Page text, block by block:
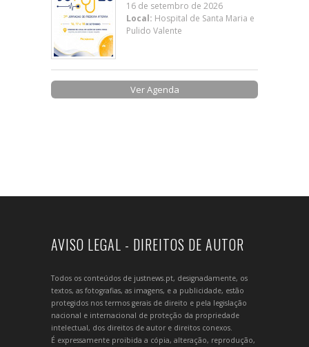
16 de setembro de 2026
Local: Hospital de Santa Maria e
Pulido Valente
Ver Agenda
AVISO LEGAL - DIREITOS DE AUTOR
Todos os conteúdos de justnews.pt, designadamente, os
textos, as fotografias, as imagens, e a publicidade, estão
protegidos nos termos gerais de direito e pela legislação
nacional e internacional de proteção da propriedade
intelectual, dos direitos de autor e direitos conexos.
É expressamente proibida a cópia, alteração, reprodução,